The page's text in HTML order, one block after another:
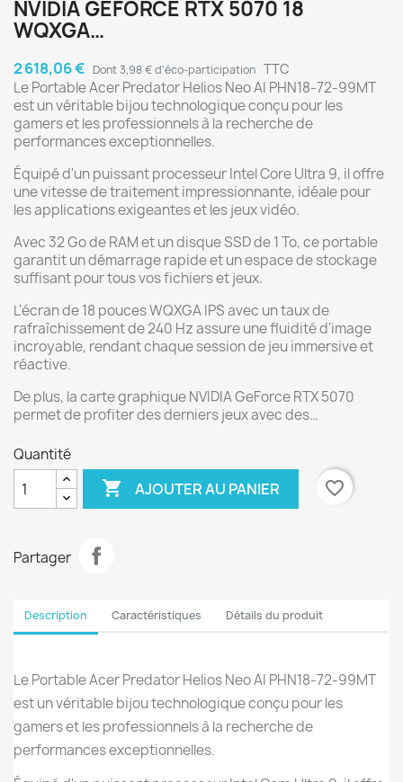
NVIDIA GEFORCE RTX 5070 18
WQXGA…
2 618,06 € Dont 3,98 € d'éco-participation TTC
Le Portable Acer Predator Helios Neo AI PHN18-72-99MT
est un véritable bijou technologique conçu pour les
gamers et les professionnels à la recherche de
performances exceptionnelles.
Équipé d'un puissant processeur Intel Core Ultra 9, il offre
une vitesse de traitement impressionnante, idéale pour
les applications exigeantes et les jeux vidéo.
Avec 32 Go de RAM et un disque SSD de 1 To, ce portable
garantit un démarrage rapide et un espace de stockage
suffisant pour tous vos fichiers et jeux.
L'écran de 18 pouces WQXGA IPS avec un taux de
rafraîchissement de 240 Hz assure une fluidité d'image
incroyable, rendant chaque session de jeu immersive et
réactive.
De plus, la carte graphique NVIDIA GeForce RTX 5070
permet de profiter des derniers jeux avec des…
Quantité
 AJOUTER AU PANIER favorite_border
Partager
Description Caractéristiques Détails du produit
Le Portable Acer Predator Helios Neo AI PHN18-72-99MT
est un véritable bijou technologique conçu pour les
gamers et les professionnels à la recherche de
performances exceptionnelles.